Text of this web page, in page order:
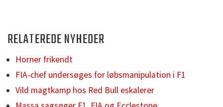
RELATEREDE NYHEDER
Horner frikendt
FIA-chef undersøges for løbsmanipulation i F1
Vild magtkamp hos Red Bull eskalerer